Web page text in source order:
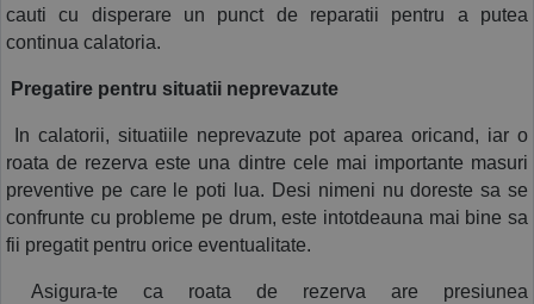
cauti cu disperare un punct de reparatii pentru a putea
continua calatoria.
Pregatire pentru situatii neprevazute
In calatorii, situatiile neprevazute pot aparea oricand, iar o
roata de rezerva este una dintre cele mai importante masuri
preventive pe care le poti lua. Desi nimeni nu doreste sa se
confrunte cu probleme pe drum, este intotdeauna mai bine sa
fii pregatit pentru orice eventualitate.
Asigura-te ca roata de rezerva are presiunea